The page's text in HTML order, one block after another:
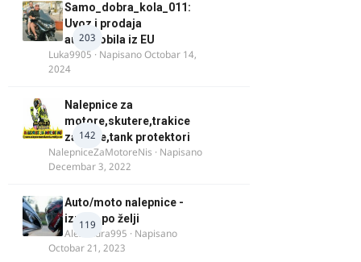
203
Samo_dobra_kola_011:
Uvoz i prodaja
automobila iz EU
Luka9905 · NapisanoOctobar 14,
2024
142
Nalepnice za
motore,skutere,trakice
za felne,tank protektori
NalepniceZaMotoreNis · Napisano
Decembar 3, 2022
119
Auto/moto nalepnice -
izrada po želji
Alexandra995 · Napisano
Octobar 21, 2023